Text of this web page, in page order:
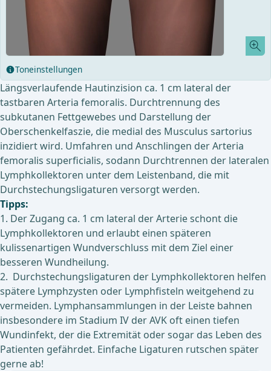
Toneinstellungen
Längsverlaufende Hautinzision ca. 1 cm lateral der
tastbaren Arteria femoralis. Durchtrennung des
subkutanen Fettgewebes und Darstellung der
Oberschenkelfaszie, die medial des Musculus sartorius
inzidiert wird. Umfahren und Anschlingen der Arteria
femoralis superficialis, sodann Durchtrennen der lateralen
Lymphkollektoren unter dem Leistenband, die mit
Durchstechungsligaturen versorgt werden.
Tipps:
1. Der Zugang ca. 1 cm lateral der Arterie schont die
Lymphkollektoren und erlaubt einen späteren
kulissenartigen Wundverschluss mit dem Ziel einer
besseren Wundheilung.
2. Durchstechungsligaturen der Lymphkollektoren helfen
spätere Lymphzysten oder Lymphfisteln weitgehend zu
vermeiden. Lymphansammlungen in der Leiste bahnen
insbesondere im Stadium IV der AVK oft einen tiefen
Wundinfekt, der die Extremität oder sogar das Leben des
Patienten gefährdet. Einfache Ligaturen rutschen später
gerne ab!